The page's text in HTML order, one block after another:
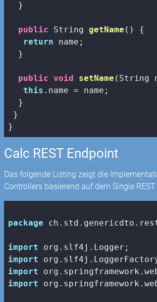
  }
public String getName ()
{
return name;
  }
public void setName (String
this .name = name;
  }
}
Calc REST Endpoint
Das folgende Listing zeigt die
Controllers basierend auf dem Single
package
import
import
import
import